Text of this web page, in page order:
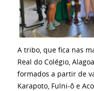
A tribo, que fica nas
Real do Colégio,
formados a partir de
Karapoto, Fulni-ô e